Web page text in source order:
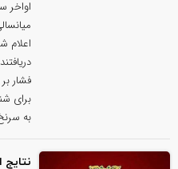
اعلام
فشار
برای
به